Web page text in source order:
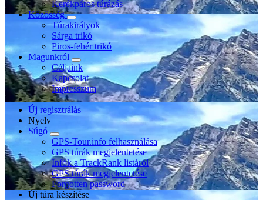
Kerékpáros túrázás
Közösség
Túrakirályok
Sárga trikó
Piros-fehér trikó
Magunkról
Céljaink
Kapcsolat
Impresszum
Új regisztrálás
Nyelv
Súgó
GPS-Tour.info felhasználása
GPS túrák megjelentetése
Infók a TrackRank listáról
GPS túrák megjelentetése
Forgotten password
Új túra készítése